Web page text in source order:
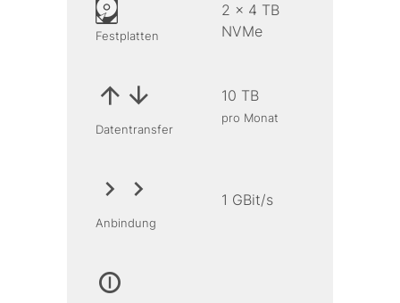
Festplatten
2 x 4 TB
NVMe
Datentransfer
10 TB
pro Monat
Anbindung
1 GBit/s